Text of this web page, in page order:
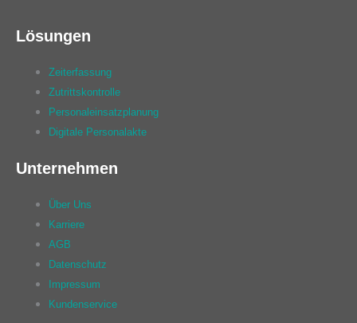
Lösungen
Zeiterfassung
Zutrittskontrolle
Personaleinsatzplanung
Digitale Personalakte
Unternehmen
Über Uns
Karriere
AGB
Datenschutz
Impressum
Kundenservice